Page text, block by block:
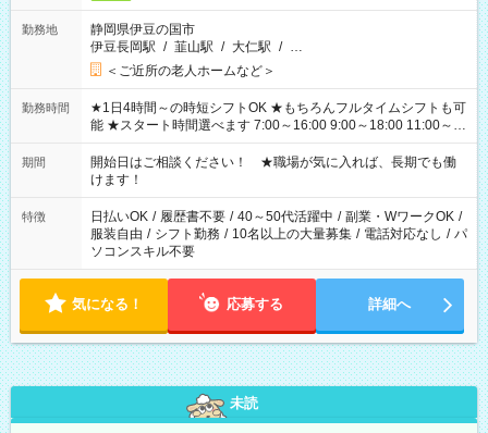
勤務地
静岡県伊豆の国市
伊豆長岡駅 / 韮山駅 / 大仁駅 / …
＜ご近所の老人ホームなど＞
勤務時間
★1日4時間～の時短シフトOK ★もちろんフルタイムシフトも可
能 ★スタート時間選べます 7:00～16:00 9:00～18:00 11:00～
20:00 など 残業なし！ ※Wワークの場合、他のお仕事と合わせ
週40時間超の就業はご案内できません ※法令に基づき、週20時
間以上勤務は社会保険への加入対象となります ※労働者派遣法
（日雇い派遣の原則禁止）により、短時間・短期間の就業はご
案内が難しい場合があります
期間
開始日はご相談ください！ ★職場が気に入れば、長期でも働
けます！
特徴 日払いOK / 履歴書不要 / 40～50代活躍中 / 副業・WワークOK /
服装自由 / シフト勤務 / 10名以上の大量募集 / 電話対応なし / パ
ソコンスキル不要
気になる！ 応募する 詳細へ
未読